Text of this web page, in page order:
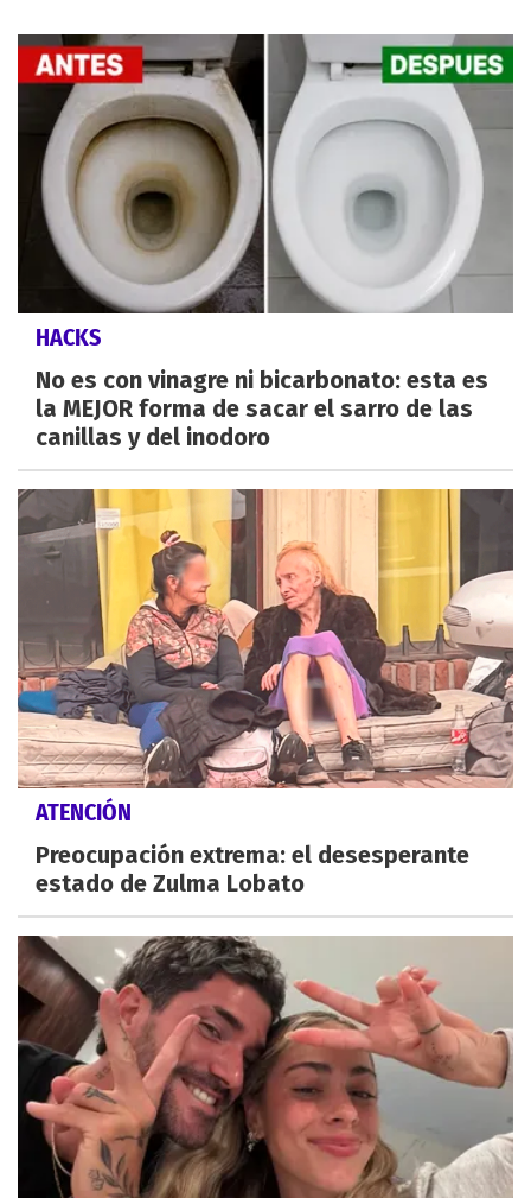
HACKS
No es con vinagre ni bicarbonato: esta es
la MEJOR forma de sacar el sarro de las
canillas y del inodoro
ATENCIÓN
Preocupación extrema: el desesperante
estado de Zulma Lobato